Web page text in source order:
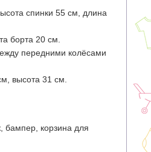
спинки 55 см, длина
борта 20 см.
передними колёсами
высота 31 см.
бампер, корзина для